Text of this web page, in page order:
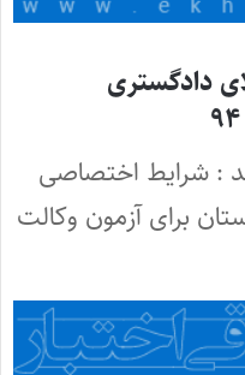
دادگستری
شد : شرایط اختصاصی
برای آزمون وکالت